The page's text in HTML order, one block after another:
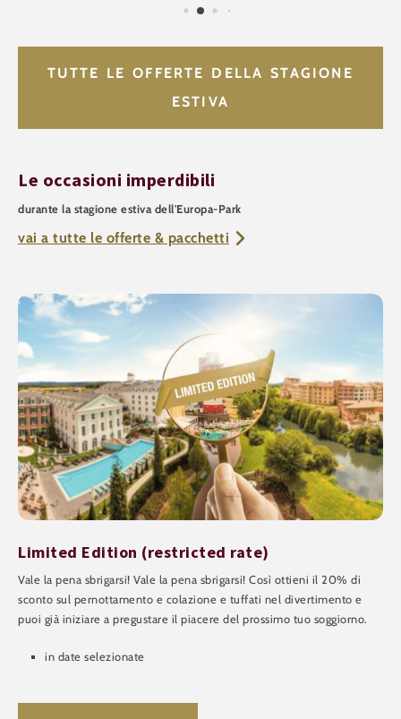
TUTTE LE OFFERTE DELLA STAGIONE
ESTIVA
Le occasioni imperdibili
durante la stagione estiva dell'Europa-Park
vai a tutte le offerte & pacchetti
Limited Edition (restricted rate)
Vale la pena sbrigarsi! Vale la pena sbrigarsi! Così ottieni il 20% di
sconto sul pernottamento e colazione e tuffati nel divertimento e
puoi già iniziare a pregustare il piacere del prossimo tuo soggiorno.
in date selezionate